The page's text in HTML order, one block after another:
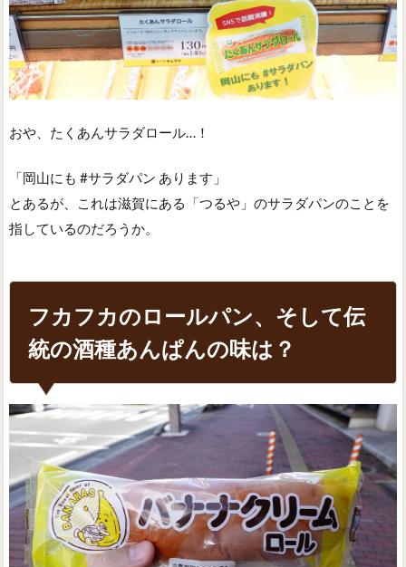
おや、たくあんサラダロール…！
「岡山にも #サラダパン あります」
とあるが、これは滋賀にある「つるや」のサラダパンのことを
指しているのだろうか。
フカフカのロールパン、そして伝
統の酒種あんぱんの味は？